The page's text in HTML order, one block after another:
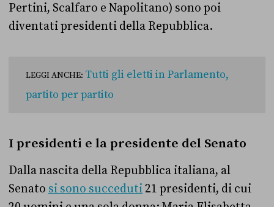
Pertini, Scalfaro e Napolitano) sono poi
diventati presidenti della Repubblica.
LEGGI ANCHE: Tutti gli eletti in Parlamento,
partito per partito
I presidenti e la presidente del Senato
Dalla nascita della Repubblica italiana, al
Senato si sono succeduti21 presidenti, di cui